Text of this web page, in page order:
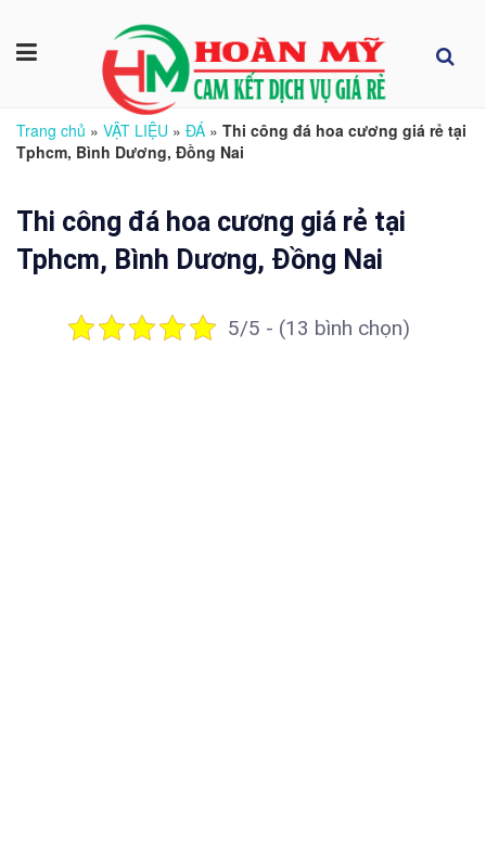
Trang chủ » VẬT LIỆU » ĐÁ » Thi công đá hoa cương giá rẻ tại
Tphcm, Bình Dương, Đồng Nai
Thi công đá hoa cương giá rẻ tại
Tphcm, Bình Dương, Đồng Nai
5/5 - (13 bình chọn)